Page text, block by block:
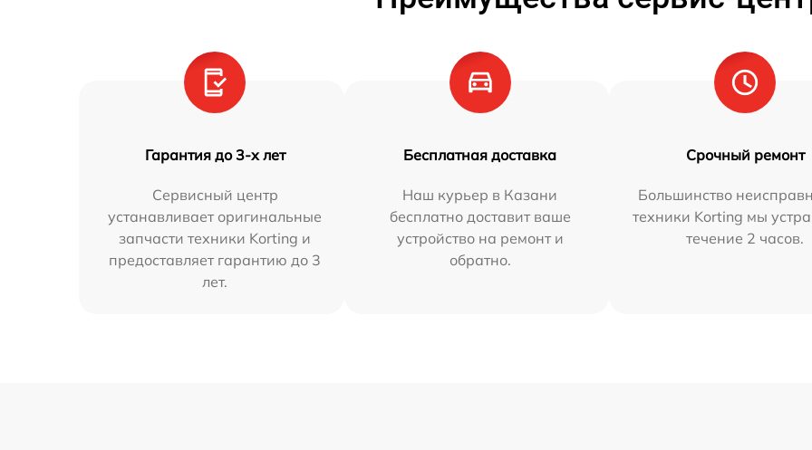
Гарантия до 3-х лет
Сервисный центр
устанавливает оригинальные
запчасти техники Korting и
предоставляет гарантию до 3
лет.
Бесплатная доставка
Наш курьер в Казани
бесплатно доставит ваше
устройство на ремонт и
обратно.
Срочный ремонт
Большинство
техники Korting мы
течение 2 часов.